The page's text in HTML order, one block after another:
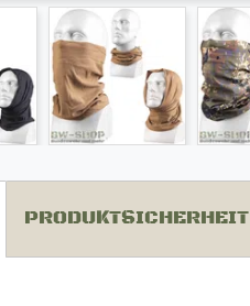
PRODUKTSICHERHEIT